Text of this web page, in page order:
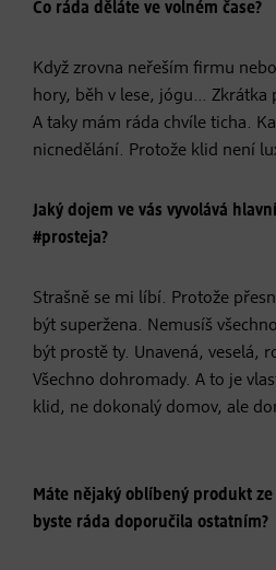
Co ráda děláte ve volném čase?
Když zrovna neřeším firmu
hory, běh v lese, jógu… Zkrátka
A taky mám ráda chvíle ticha.
nicnedělání. Protože klid není
Jaký dojem ve vás vyvolává
#prosteja?
Strašně se mi líbí. Protože
být superžena. Nemusíš
být prostě ty. Unavená, veselá,
Všechno dohromady. A to je
klid, ne dokonalý domov, ale
Máte nějaký oblíbený produkt
byste ráda doporučila ostatním?